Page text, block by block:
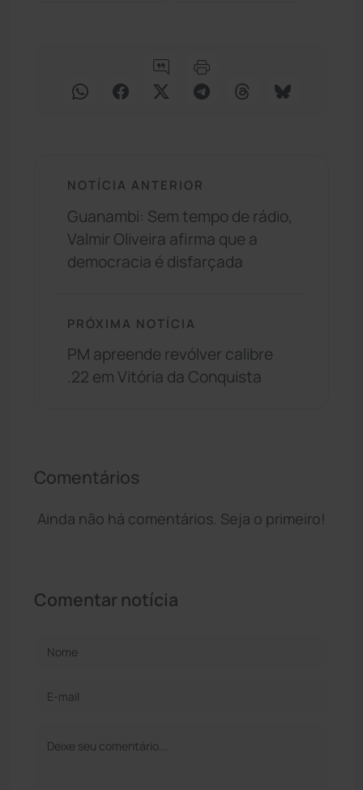
NOTÍCIA ANTERIOR
Guanambi: Sem tempo de rádio,
Valmir Oliveira afirma que a
democracia é disfarçada
PRÓXIMA NOTÍCIA
PM apreende revólver calibre
.22 em Vitória da Conquista
Comentários
Ainda não há comentários. Seja o primeiro!
Comentar notícia